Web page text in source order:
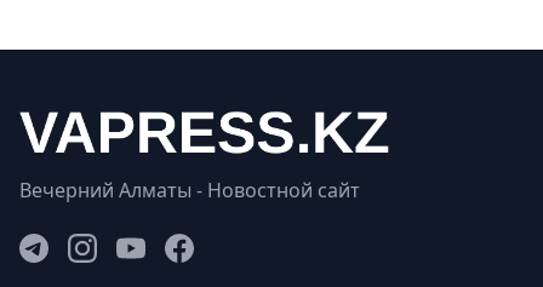
Вечерний Алматы - Новостной сайт